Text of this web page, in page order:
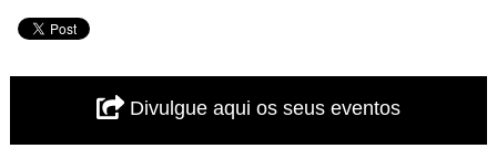
Divulgue aqui os seus eventos